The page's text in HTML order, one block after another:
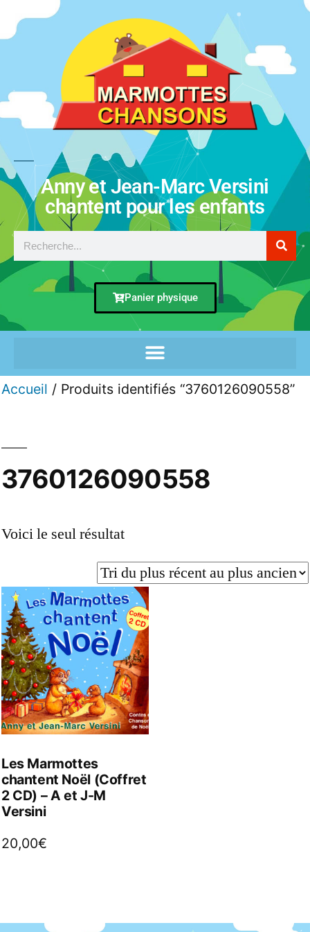
Anny et Jean-Marc Versini
chantent pour les enfants
Panier physique
Accueil / Produits identifiés “3760126090558”
3760126090558
Voici le seul résultat
Les Marmottes
chantent Noël (Coffret
2 CD) – A et J-M
Versini
20,00€